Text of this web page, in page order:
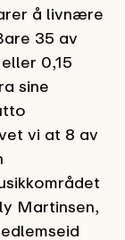
å livnære
35 av
0,15
sine
vi at 8 av
Martinsen,